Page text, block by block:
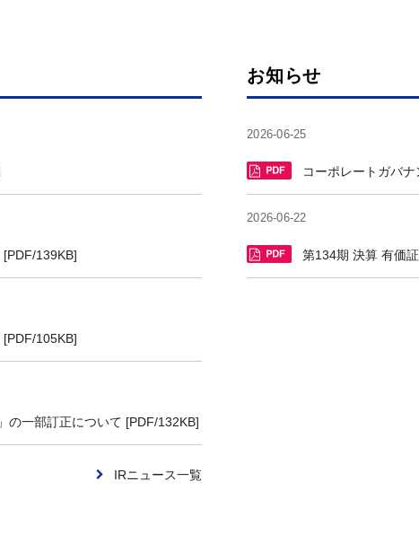
139KB]
105KB]
の一部訂正について [PDF/132KB]
IRニュース一覧
お知らせ
2026-06-25
コーポレートガバ
2026-06-22
第134期 決算 有価